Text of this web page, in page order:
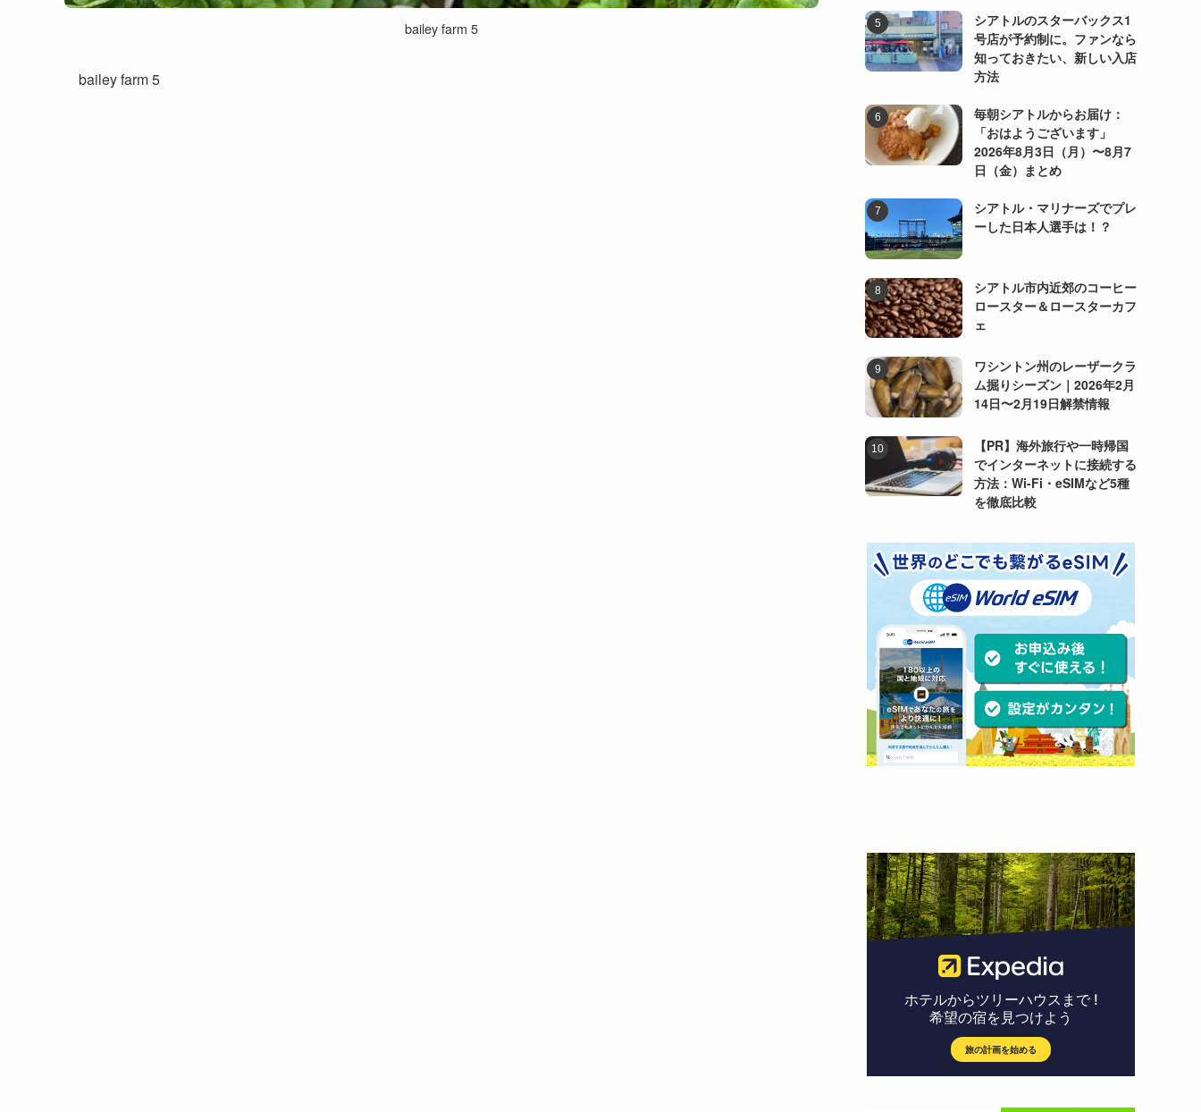
bailey farm 5
bailey farm 5
シアトルのスターバックス1
号店が予約制に。ファンなら
知っておきたい、新しい入店
方法
毎朝シアトルからお届け：
「おはようございます」
2026年8月3日（月）〜8月7
日（金）まとめ
シアトル・マリナーズでプレ
ーした日本人選手は！？
シアトル市内近郊のコーヒー
ロースター＆ロースターカフ
ェ
ワシントン州のレーザークラ
ム掘りシーズン｜2026年2月
14日〜2月19日解禁情報
【PR】海外旅行や一時帰国
でインターネットに接続する
方法：Wi-Fi・eSIMなど5種
を徹底比較